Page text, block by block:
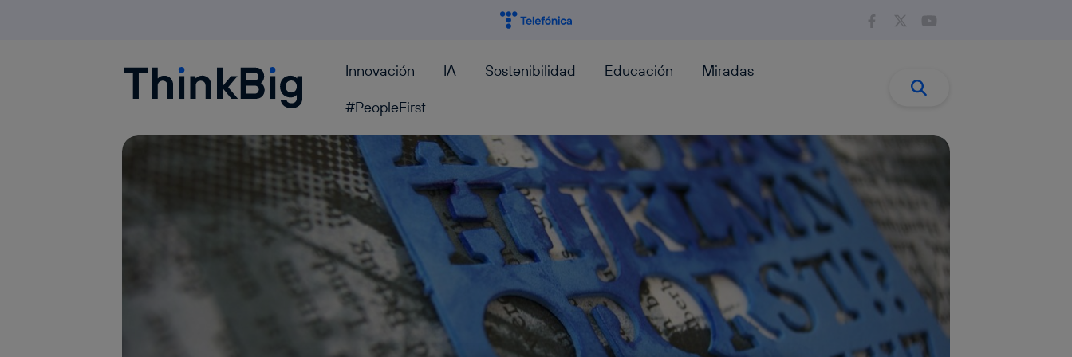
Blogthinkbig.com Innovación IA Sostenibilidad Educación
Miradas
#PeopleFirst
Buscar